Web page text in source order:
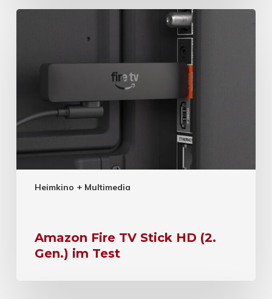
Heimkino + Multimedia
Amazon Fire TV Stick HD (2.
Gen.) im Test